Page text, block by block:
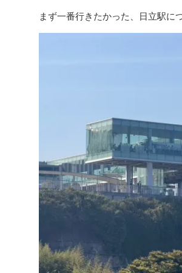
まず一番行きたかった、日立駅に